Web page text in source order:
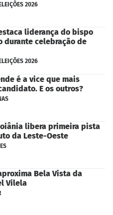
2026
liderança do bispo
durante celebração de
2026
é a vice que mais
E os outros?
libera primeira pista
da Leste-Oeste
Bela Vista da
Vilela